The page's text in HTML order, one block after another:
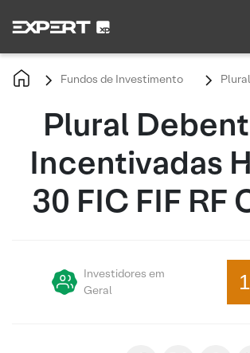
Fundos de Investimento
Plural
Incentivadas
30 FIC FIF RF
Investidores em
Geral